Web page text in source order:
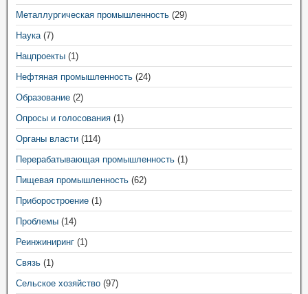
Металлургическая промышленность (29)
Наука(7)
Нацпроекты (1)
Нефтяная промышленность (24)
Образование (2)
Опросы и голосования (1)
Органы власти (114)
Перерабатывающая промышленность (1)
Пищевая промышленность (62)
Приборостроение (1)
Проблемы (14)
Реинжиниринг (1)
Связь (1)
Сельское хозяйство (97)